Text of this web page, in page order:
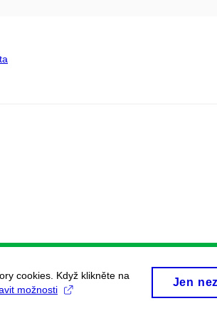
cookies. Když klikněte na
možnosti
Jen